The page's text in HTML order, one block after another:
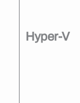
Hyper-V